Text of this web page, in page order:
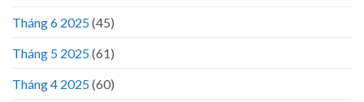
Tháng 6 2025(45)
Tháng 5 2025(61)
Tháng 4 2025(60)